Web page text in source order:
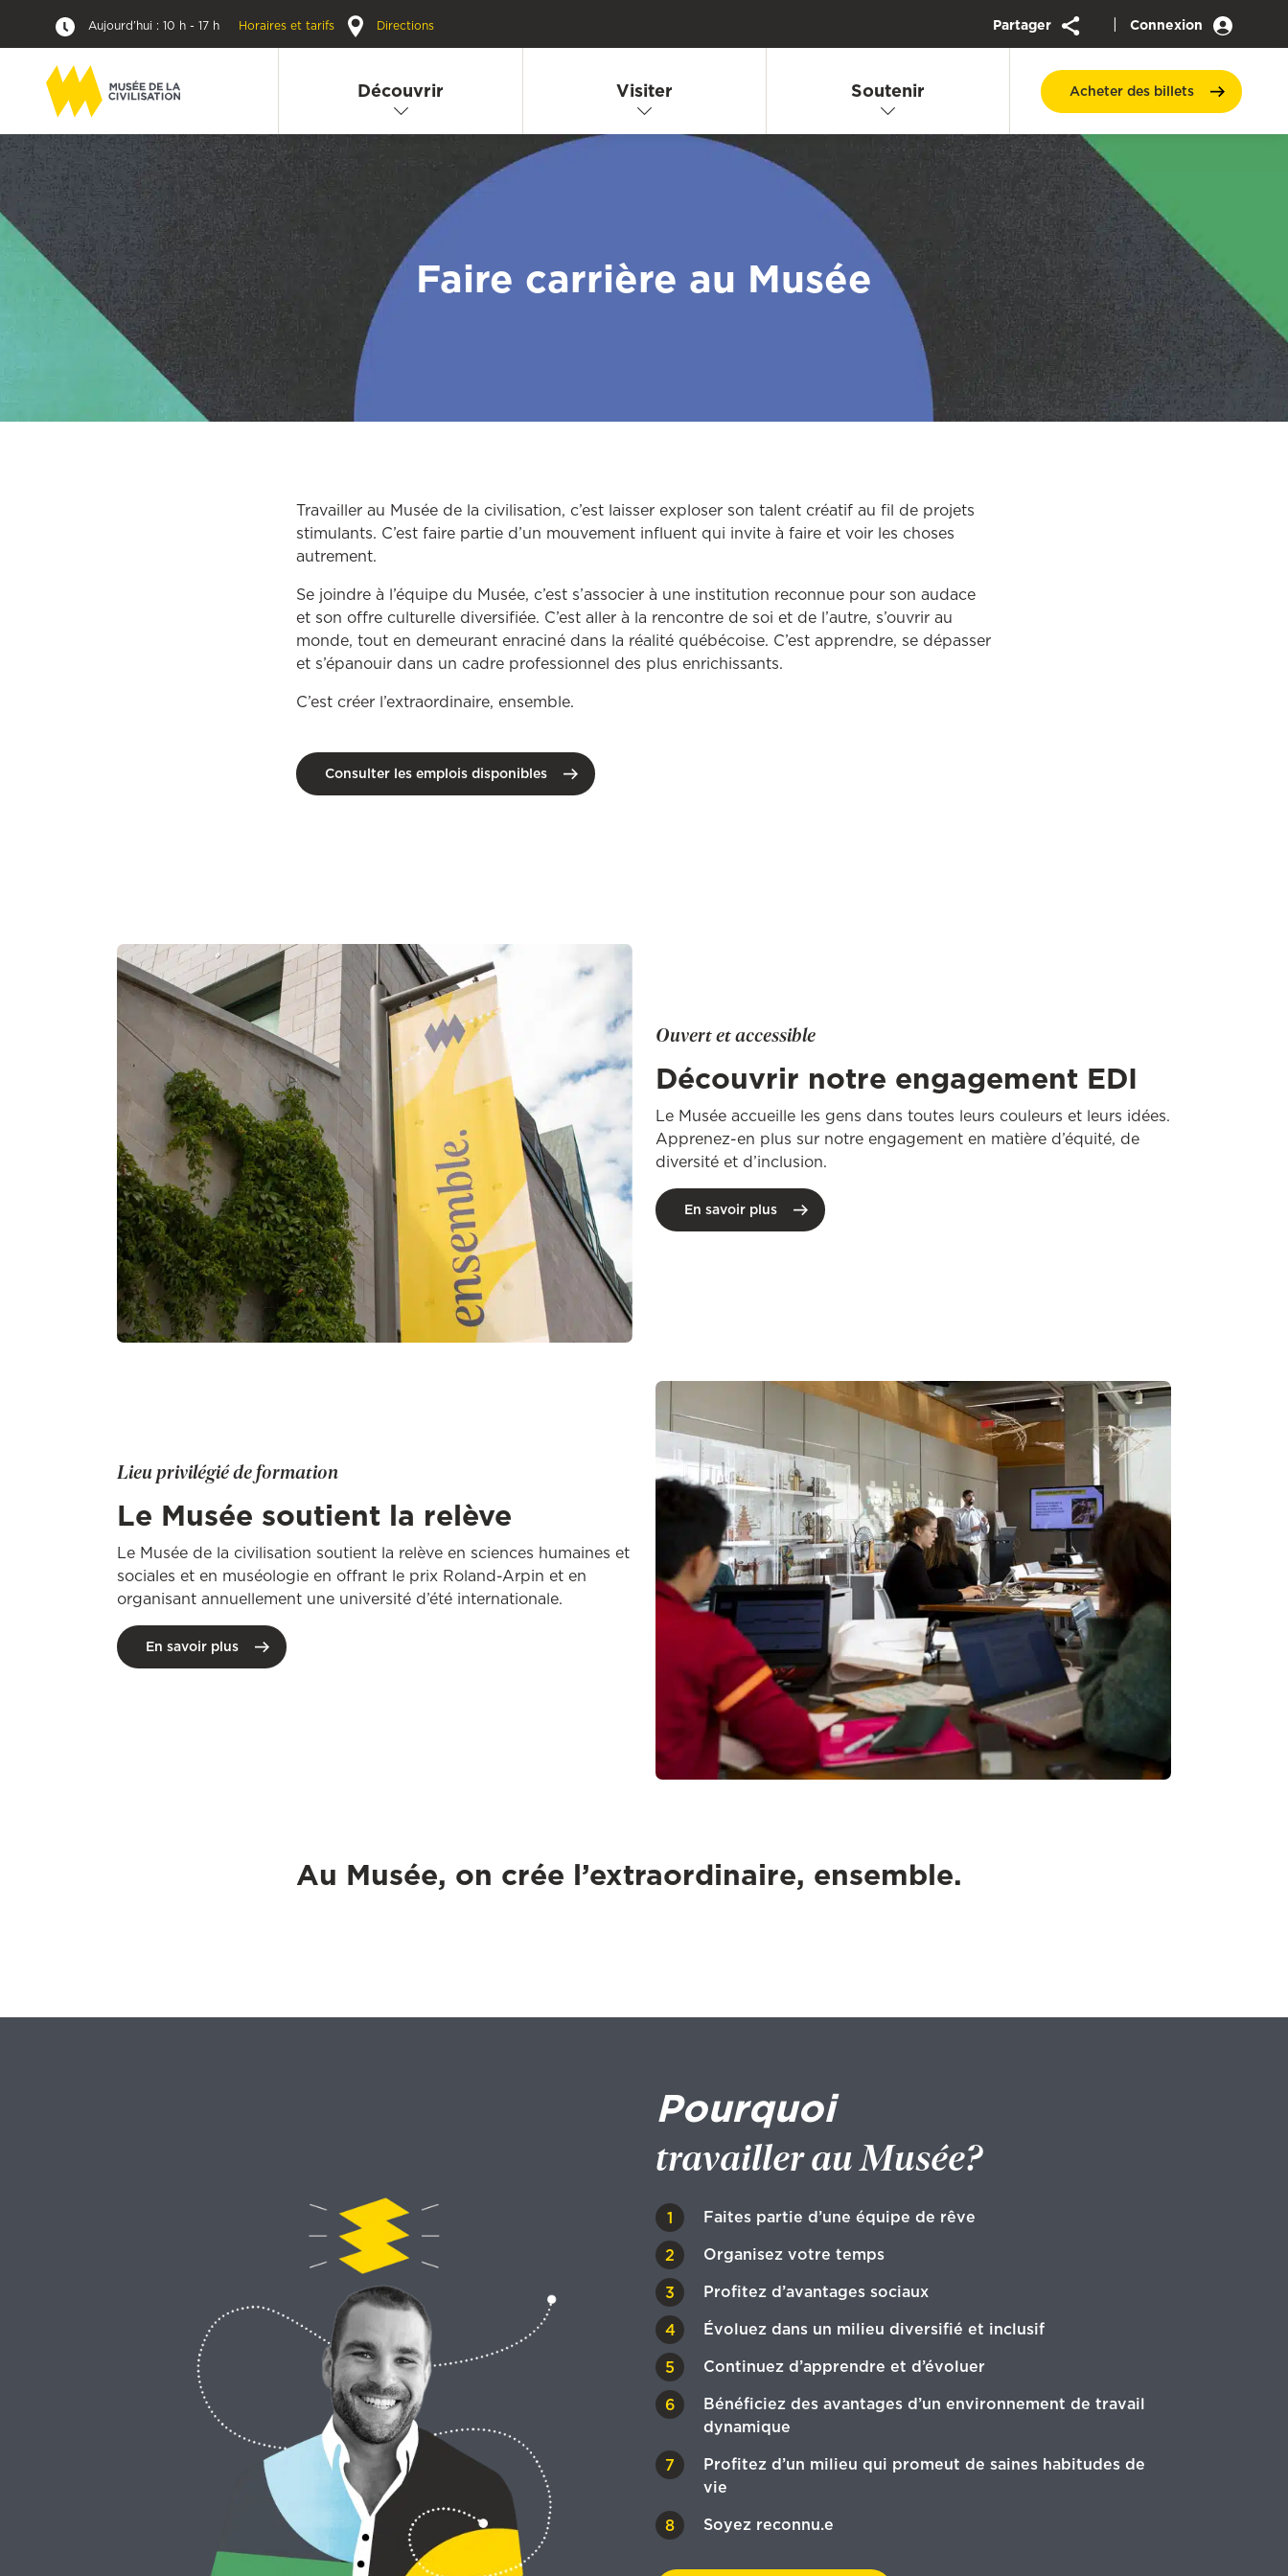
Aujourd’hui : 10 h - 17 h Horaires et tarifs Directions Partager | Connexion
Découvrir Visiter Soutenir Acheter desbillets
Faire carrière au Musée
Travailler au Musée de la civilisation, c’est laisser exploser son talent créatif au fil de projets
stimulants. C’est faire partie d’un mouvement influent qui invite à faire et voir les choses
autrement.
Se joindre à l’équipe du Musée, c’est s’associer à une institution reconnue pour son audace
et son offre culturelle diversifiée. C’est aller à la rencontre de soi et de l’autre, s’ouvrir au
monde, tout en demeurant enraciné dans la réalité québécoise. C’est apprendre, se dépasser
et s’épanouir dans un cadre professionnel des plus enrichissants.
C’est créer l’extraordinaire, ensemble.
Consulter les emplois disponibles
Ouvert et accessible
Découvrir notre engagement EDI
​L​e Musée accueille les gens dans toutes leurs couleurs et leurs idées.
Apprenez-en plus sur notre engagement en matière d’équité, de
diversité et d’inclusion.
En savoir plus
Lieu privilégié de formation
Le Musée soutien​t​ la relève
Le Musée de la civilisation soutient la relève en sciences humaines et
sociales et en muséologie en offrant le prix Roland-Arpin et en
organisant annuellement une université d​’​été internationale​.​
En savoir plus
Au Musée, on crée l’extraordinaire, ensemble.
Pourquoi
travailler au Musée?
Faites partie d’une équipe de rêve
Organisez votre temps
Profitez d’avantages sociaux
Évoluez dans un milieu diversifié et inclusif
Continuez d’apprendre et d’évoluer
Bénéficiez des avantages d’un environnement de travail
dynamique
Profitez d’un milieu qui promeut de saines habitudes de
vie
Soyez reconnu.e